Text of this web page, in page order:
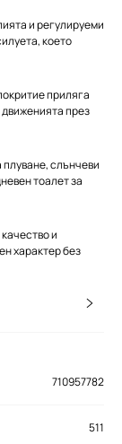
и регулируеми
което
приляга
през
плуване, слънчеви
тоалет за
и
характер без
710957782
511